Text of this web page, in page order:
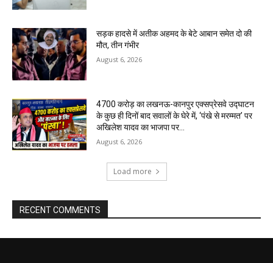
सड़क हादसे में अतीक अहमद के बेटे आबान समेत दो की
मौत, तीन गंभीर
August 6, 2026
₹4700 करोड़ का लखनऊ-कानपुर एक्सप्रेसवे उद्घाटन
के कुछ ही दिनों बाद सवालों के घेरे में, ‘पंखे से मरम्मत’ पर
अखिलेश यादव का भाजपा पर...
August 6, 2026
Load more
RECENT COMMENTS